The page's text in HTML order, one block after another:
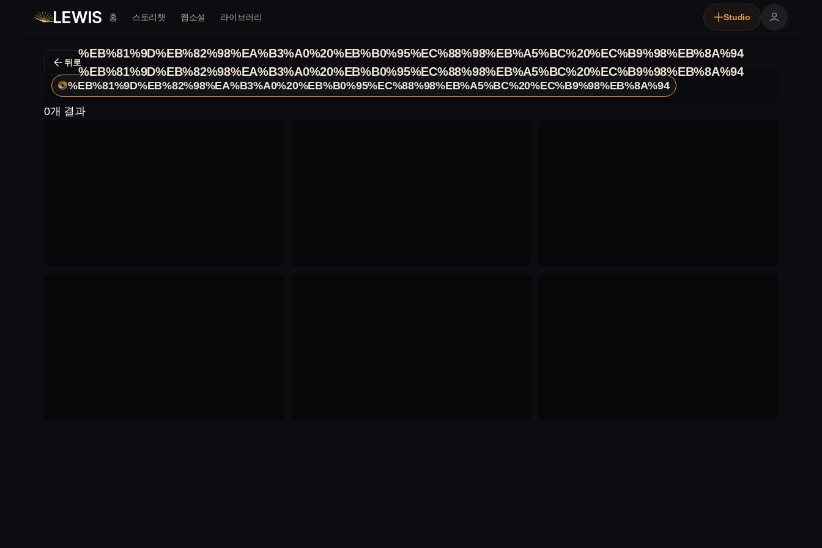
홈 스토리챗 웹소설 라이브러리 Studio
뒤로
%EB%81%9D%EB%82%98%EA%B3%A0%20%EB%B0%95%EC%88%98%EB%A5%BC%20%EC%B9%98%EB%8A%94
%EB%81%9D%EB%82%98%EA%B3%A0%20%EB%B0%95%EC%88%98%EB%A5%BC%20%EC%B9%98%EB%8A%94
%EB%81%9D%EB%82%98%EA%B3%A0%20%EB%B0%95%EC%88%98%EB%A5%BC%20%EC%B9%98%EB%8A%94
0개 결과